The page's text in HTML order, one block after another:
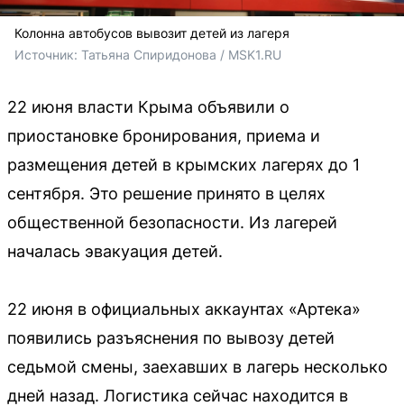
Колонна автобусов вывозит детей из лагеря
Источник: Татьяна Спиридонова / MSK1.RU
22 июня власти Крыма объявили о
приостановке бронирования, приема и
размещения детей в крымских лагерях до 1
сентября. Это решение принято в целях
общественной безопасности. Из лагерей
началась эвакуация детей.
22 июня в официальных аккаунтах «Артека»
появились разъяснения по вывозу детей
седьмой смены, заехавших в лагерь несколько
дней назад. Логистика сейчас находится в